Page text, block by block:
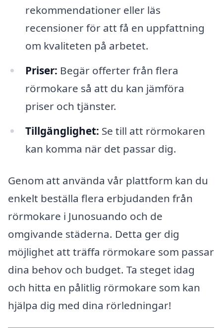
rekommendationer eller läs
recensioner för att få en uppfattning
om kvaliteten på arbetet.
Priser: Begär offerter från flera
rörmokare så att du kan jämföra
priser och tjänster.
Tillgänglighet: Se till att rörmokaren
kan komma när det passar dig.
Genom att använda vår plattform kan du
enkelt beställa flera erbjudanden från
rörmokare i Junosuando och de
omgivande städerna. Detta ger dig
möjlighet att träffa rörmokare som passar
dina behov och budget. Ta steget idag
och hitta en pålitlig rörmokare som kan
hjälpa dig med dina rörledningar!